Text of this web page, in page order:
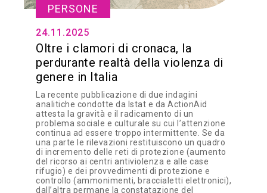
PERSONE
24.11.2025
Oltre i clamori di cronaca, la
perdurante realtà della violenza di
genere in Italia
La recente pubblicazione di due indagini
analitiche condotte da Istat e da ActionAid
attesta la gravità e il radicamento di un
problema sociale e culturale su cui l’attenzione
continua ad essere troppo intermittente. Se da
una parte le rilevazioni restituiscono un quadro
di incremento delle reti di protezione (aumento
del ricorso ai centri antiviolenza e alle case
rifugio) e dei provvedimenti di protezione e
controllo (ammonimenti, braccialetti elettronici),
dall’altra permane la constatazione del